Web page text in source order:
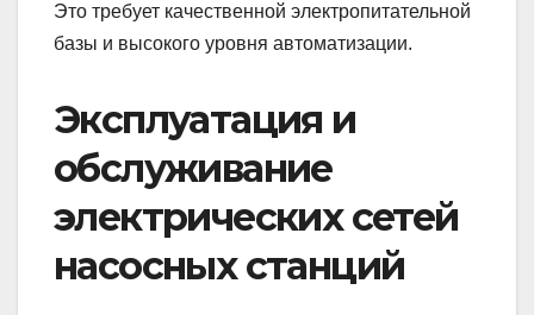
Это требует качественной электропитательной
базы и высокого уровня автоматизации.
Эксплуатация и
обслуживание
электрических сетей
насосных станций